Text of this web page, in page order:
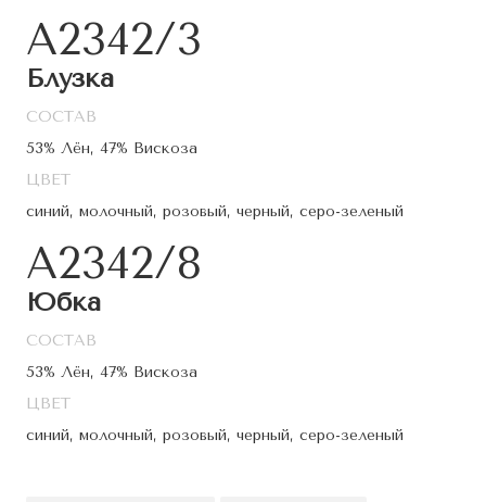
A2342/3
Блузка
СОСТАВ
53% Лён, 47% Вискоза
ЦВЕТ
синий, молочный, розовый, черный, серо-зеленый
A2342/8
Юбка
СОСТАВ
53% Лён, 47% Вискоза
ЦВЕТ
синий, молочный, розовый, черный, серо-зеленый